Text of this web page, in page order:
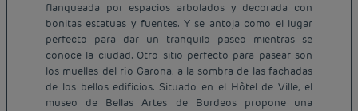
flanqueada por espacios arbolados y decorada con
bonitas estatuas y fuentes. Y se antoja como el lugar
perfecto para dar un tranquilo paseo mientras se
conoce la ciudad. Otro sitio perfecto para pasear son
los muelles del río Garona, a la sombra de las fachadas
de los bellos edificios. Situado en el Hôtel de Ville, el
museo de Bellas Artes de Burdeos propone una